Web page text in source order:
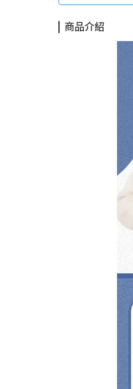
商品介紹